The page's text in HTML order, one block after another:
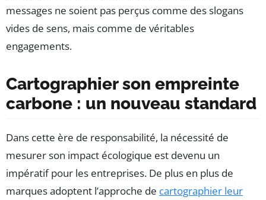
messages ne soient pas perçus comme des slogans
vides de sens, mais comme de véritables
engagements.
Cartographier son empreinte
carbone : un nouveau standard
Dans cette ère de responsabilité, la nécessité de
mesurer son impact écologique est devenu un
impératif pour les entreprises. De plus en plus de
marques adoptent l’approche de cartographier leur